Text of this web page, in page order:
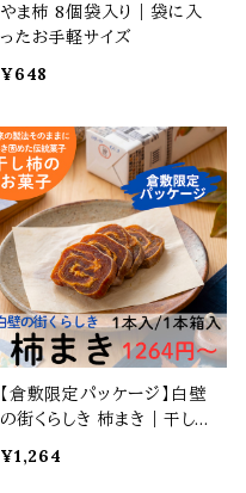
やま柿 8個袋入り｜袋に入
ったお手軽サイズ
¥648
【倉敷限定パッケージ】白壁
の街くらしき 柿まき｜干し
¥1,264